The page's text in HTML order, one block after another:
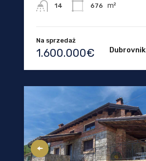
14 676 m²
Na sprzedaż
1.600.000€ Dubrovnik